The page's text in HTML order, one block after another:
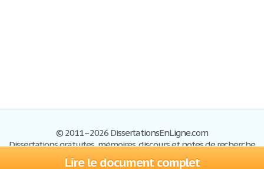
Lire le document complet
© 2011–2026 DissertationsEnLigne.com
Dissertations gratuites, mémoires, discours et notes de recherche